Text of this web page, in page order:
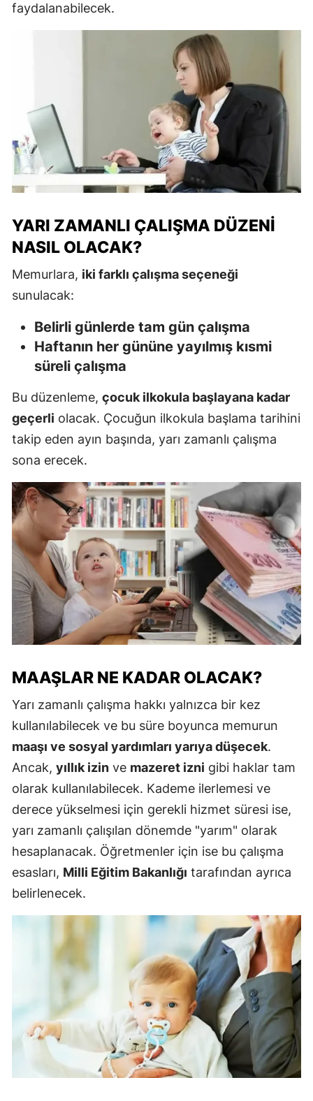
faydalanabilecek.
YARI ZAMANLI ÇALIŞMA DÜZENI
NASIL OLACAK?
Memurlara, iki farklı çalışma seçeneği
sunulacak:
Belirli günlerde tam gün çalışma
Haftanın her gününe yayılmış kısmi
süreli çalışma
Bu düzenleme, çocuk ilkokula başlayana kadar
geçerli olacak. Çocuğun ilkokula başlama tarihini
takip eden ayın başında, yarı zamanlı çalışma
sona erecek.
MAAŞLAR NE KADAR OLACAK?
Yarı zamanlı çalışma hakkı yalnızca bir kez
kullanılabilecek ve bu süre boyunca memurun
maaşı ve sosyal yardımları yarıya düşecek.
Ancak, yıllık izin ve mazeret izni gibi haklar tam
olarak kullanılabilecek. Kademe ilerlemesi ve
derece yükselmesi için gerekli hizmet süresi ise,
yarı zamanlı çalışılan dönemde "yarım" olarak
hesaplanacak. Öğretmenler için ise bu çalışma
esasları, Milli Eğitim Bakanlığı tarafından ayrıca
belirlenecek.